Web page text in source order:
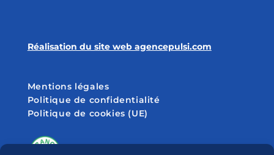
Réalisation du site web agencepulsi.com
Mentions légales
Politique de confidentialité
Politique de cookies (UE)